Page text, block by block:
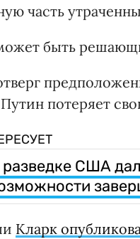
часть
быть
потеряет
США
Кларк